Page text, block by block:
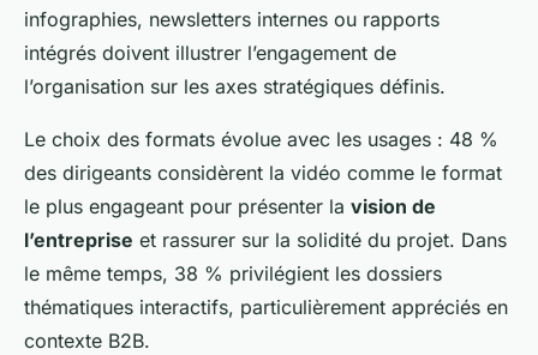
infographies, newsletters internes ou rapports
intégrés doivent illustrer l’engagement de
l’organisation sur les axes stratégiques définis.
Le choix des formats évolue avec les usages : 48 %
des dirigeants considèrent la vidéo comme le format
le plus engageant pour présenter la vision de
l’entreprise et rassurer sur la solidité du projet. Dans
le même temps, 38 % privilégient les dossiers
thématiques interactifs, particulièrement appréciés en
contexte B2B.